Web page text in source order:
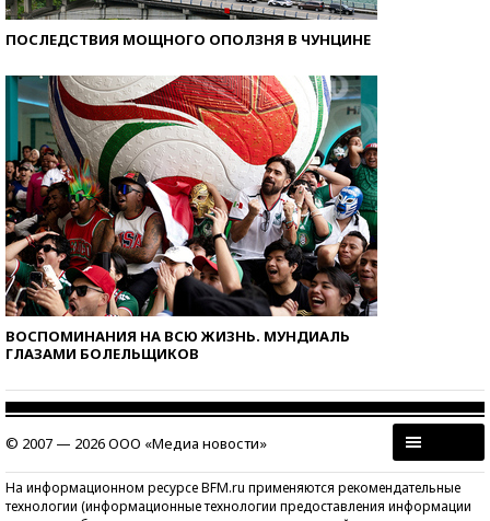
ПОСЛЕДСТВИЯ МОЩНОГО ОПОЛЗНЯ В ЧУНЦИНЕ
ВОСПОМИНАНИЯ НА ВСЮ ЖИЗНЬ. МУНДИАЛЬ
ГЛАЗАМИ БОЛЕЛЬЩИКОВ
© 2007 — 2026 ООО «Медиа новости»
На информационном ресурсе BFM.ru применяются рекомендательные
технологии (информационные технологии предоставления информации